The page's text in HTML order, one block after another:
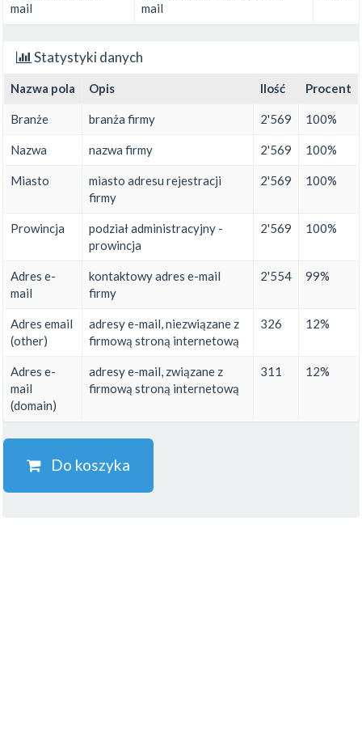
mail
mail
Statystyki danych
Nazwa pola Opis Ilość Procent
Branże branża firmy 2'569 100%
Nazwa nazwa firmy 2'569 100%
Miasto
miasto adresu rejestracji
firmy
2'569 100%
Prowincja
podział administracyjny -
prowincja
2'569 100%
Adres e-
mail
kontaktowy adres e-mail
firmy
2'554 99%
Adres email
(other)
adresy e-mail, niezwiązane z
firmową stroną internetową
326 12%
Adres e-
mail
(domain)
adresy e-mail, związane z
firmową stroną internetową
311 12%
Do koszyka